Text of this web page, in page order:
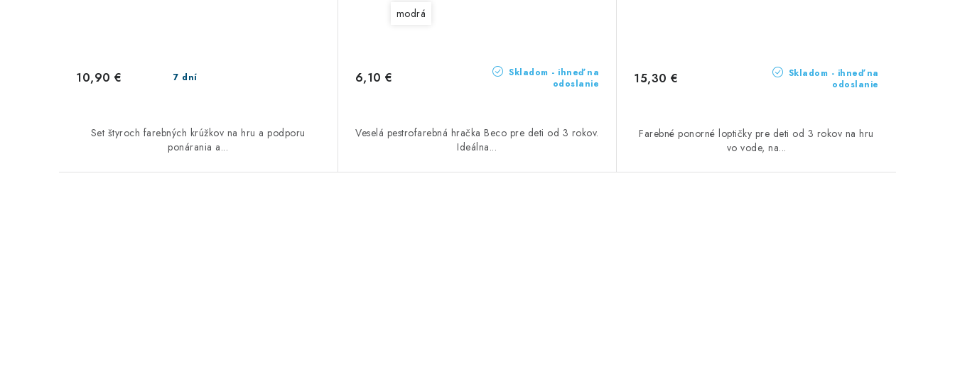
7 dní
10,90 €
Set štyroch farebných krúžkov na hru a podporu
ponárania a...
modrá
Skladom - ihneď na
odoslanie
6,10 €
Veselá pestrofarebná hračka Beco pre deti od 3 rokov.
Ideálna...
Skladom - ihneď na
odoslanie
15,30 €
Farebné ponorné loptičky pre deti od 3 rokov na hru
vo vode, na...